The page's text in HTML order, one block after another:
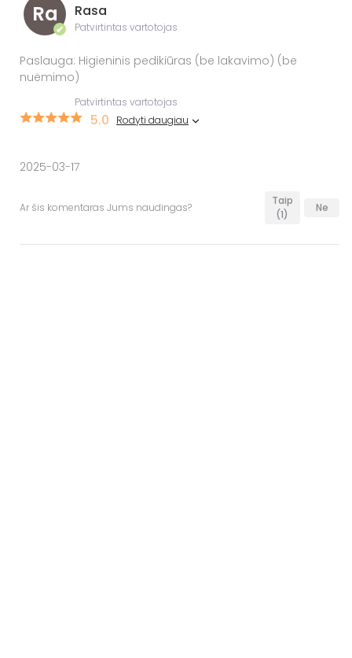
Ra
✔
Rasa
Patvirtintas vartotojas
Paslauga: Higieninis pedikiūras (be lakavimo) (be
nuėmimo)
Patvirtintas vartotojas
5.0 Rodyti daugiau
2025-03-17
Ar šis komentaras Jums naudingas?
Taip
(1)
Ne